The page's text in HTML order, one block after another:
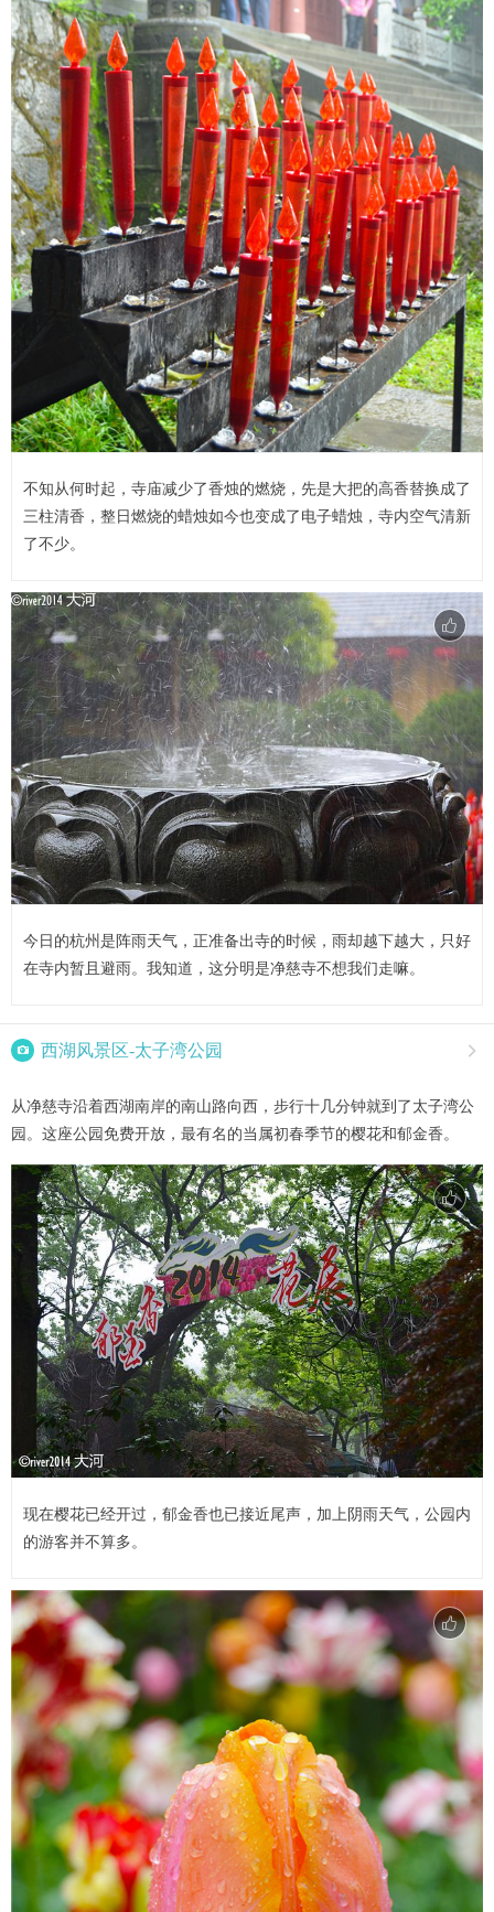
不知从何时起，寺庙减少了香烛的燃烧，先是大把的高香替换成了
三柱清香，整日燃烧的蜡烛如今也变成了电子蜡烛，寺内空气清新
了不少。
今日的杭州是阵雨天气，正准备出寺的时候，雨却越下越大，只好
在寺内暂且避雨。我知道，这分明是净慈寺不想我们走嘛。
 西湖风景区-太子湾公园 
从净慈寺沿着西湖南岸的南山路向西，步行十几分钟就到了太子湾公
园。这座公园免费开放，最有名的当属初春季节的樱花和郁金香。
现在樱花已经开过，郁金香也已接近尾声，加上阴雨天气，公园内
的游客并不算多。